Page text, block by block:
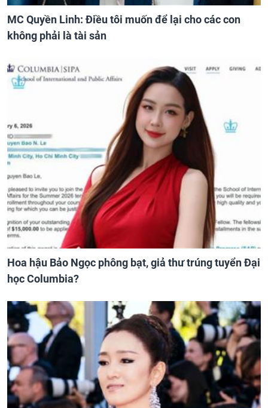
MC Quyền Linh: Điều tôi muốn để lại cho các con
không phải là tài sản
Hoa hậu Bảo Ngọc phông bạt, giả thư trúng tuyển Đại
học Columbia?